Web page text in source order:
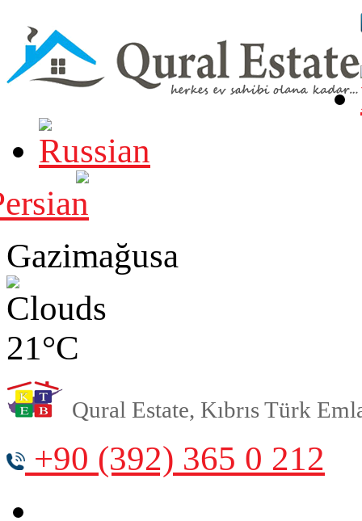
Gazimağusa
21°C
Qural Estate, Kıbrıs Türk
+90 (392) 365 0 212